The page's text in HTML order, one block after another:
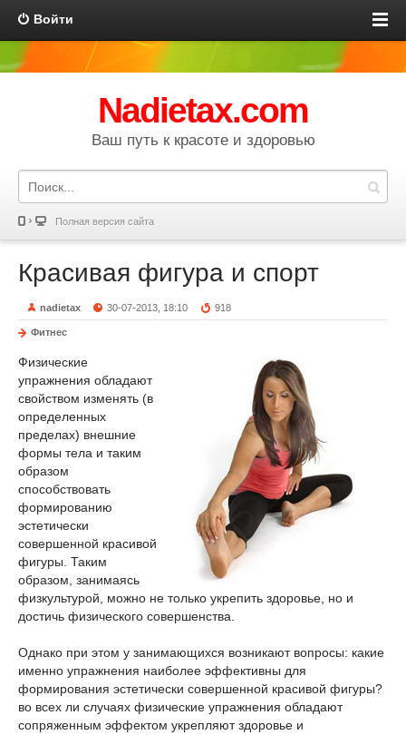
Войти
Nadietax.com
Ваш путь к красоте и здоровью
Полная версия сайта
Красивая фигура и спорт
nadietax 30-07-2013, 18:10 918
Фитнес
Физические
упражнения обладают
свойством изменять (в
определенных
пределах) внешние
формы тела и таким
образом
способствовать
формированию
эстетически
совершенной красивой
фигуры. Таким
образом, занимаясь
физкультурой, можно не только укрепить здоровье, но и
достичь физического совершенства.
Однако при этом у занимающихся возникают вопросы: какие
именно упражнения наиболее эффективны для
формирования эстетически совершенной красивой фигуры?
во всех ли случаях физические упражнения обладают
сопряженным эффектом укрепляют здоровье и